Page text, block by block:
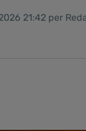
21:42 per